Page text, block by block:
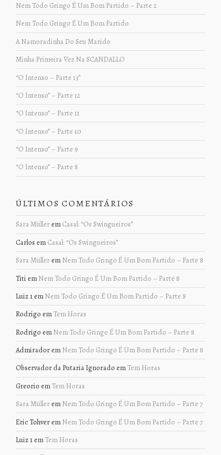
Nem Todo Gringo É Um Bom Partido – Parte 2
Nem Todo Gringo É Um Bom Partido
A Namoradinha Do Seu Marido
Minha Primeira Vez Na SCANDALLO
“O Intenso – Parte 13”
“O Intenso” – Parte 12
“O Intenso” – Parte 11
“O Intenso” – Parte 10
“O Intenso” – Parte 9
“O Intenso” – Parte 8
ÚLTIMOS COMENTÁRIOS
Sara Müllerem Casal: “Os Swingueiros”
Carlos em Casal: “Os Swingueiros”
Sara Müllerem Nem Todo Gringo É Um Bom Partido – Parte 8
Titi em Nem Todo Gringo É Um Bom Partido – Parte 8
Luiz 1em Nem Todo Gringo É Um Bom Partido – Parte 8
Rodrigo em Tem Horas
Rodrigo em Nem Todo Gringo É Um Bom Partido – Parte 8
Admiradorem Nem Todo Gringo É Um Bom Partido – Parte 8
Observador da Putaria Ignorado em Tem Horas
Greorio em Tem Horas
Sara Müllerem Nem Todo Gringo É Um Bom Partido – Parte 7
Eric Tohverem Nem Todo Gringo É Um Bom Partido – Parte 7
Luiz 1em Tem Horas